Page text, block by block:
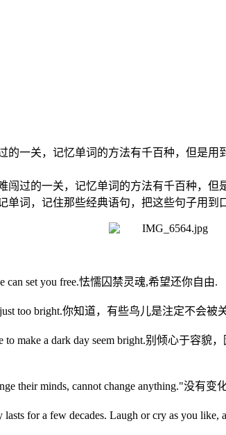
一关，记忆单词的方法有千百种，但是
闯过的一关，记忆单词的方法有千百种，
词，记住那些经典语句，把这些句子用到
can set you free.怯懦囚禁灵魂,希望还你自由.
just too bright.你知道，有些鸟儿是注定不
to make a dark day seem bright.别倾心
their minds, cannot change anything."
lasts for a few decades. Laugh or cry as you